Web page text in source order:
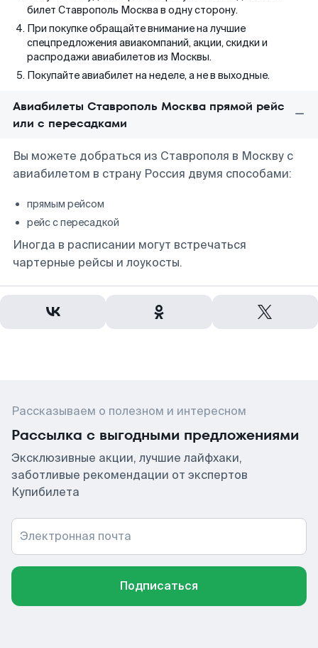
билет Ставрополь Москва в одну сторону.
При покупке обращайте внимание на лучшие
спецпредложения авиакомпаний, акции, скидки и
распродажи авиабилетов из Москвы.
Покупайте авиабилет на неделе, а не в выходные.
Авиабилеты Ставрополь Москва прямой рейс
или с пересадками
Вы можете добраться из Ставрополя в Москву с
авиабилетом в страну Россия двумя способами:
прямым рейсом
рейс с пересадкой
Иногда в расписании могут встречаться
чартерные рейсы и лоукосты.
Рассказываем о полезном и интересном
Рассылка с выгодными предложениями
Эксклюзивные акции, лучшие лайфхаки,
заботливые рекомендации от экспертов
Купибилета
Электронная почта
Подписаться